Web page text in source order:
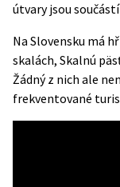
útvary jsou
Na Slovensku má
skalách, Skalnú
Žádný z nich ale
frekventované